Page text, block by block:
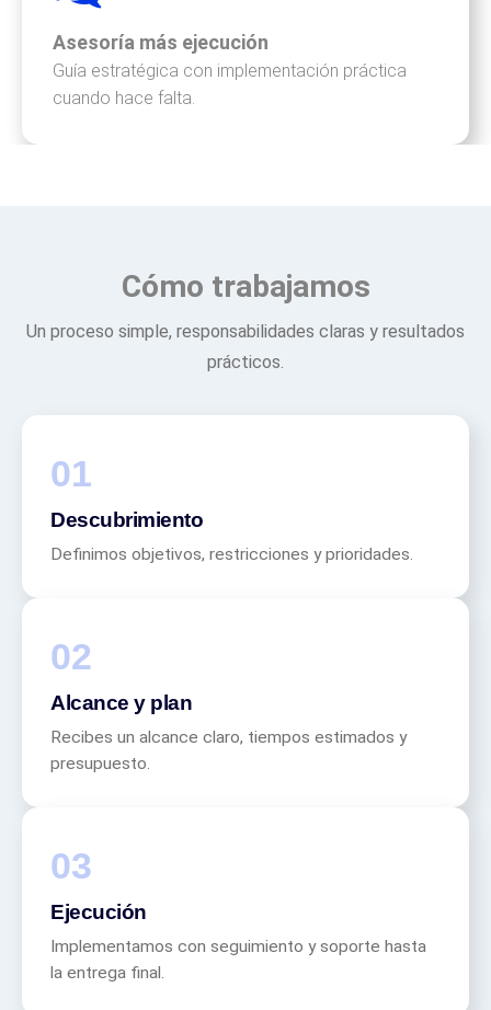
Asesoría más ejecución
Guía estratégica con implementación práctica
cuando hace falta.
Cómo trabajamos
Un proceso simple, responsabilidades claras y resultados
prácticos.
Descubrimiento
Definimos objetivos, restricciones y prioridades.
Alcance y plan
Recibes un alcance claro, tiempos estimados y
presupuesto.
Ejecución
Implementamos con seguimiento y soporte hasta
la entrega final.